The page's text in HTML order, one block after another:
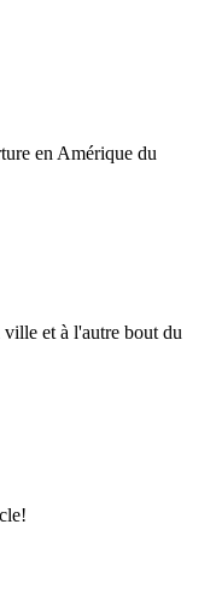
en Amérique du
et à l'autre bout du